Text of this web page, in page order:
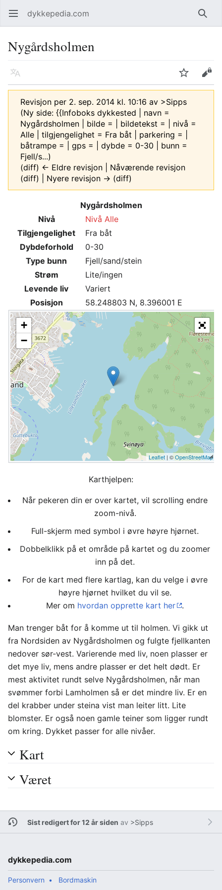
Åpne hovedmenyen dykkepedia.com Søk
Nygårdsholmen
Språk Overvåk Rediger
Revisjon per 2. sep. 2014 kl. 10:16 av >Sipps
(Ny side: {{Infoboks dykkested | navn =
Nygårdsholmen | bilde = | bildetekst = | nivå =
Alle | tilgjengelighet = Fra båt | parkering = |
båtrampe = | gps = | dybde = 0-30 | bunn =
Fjell/s...)
(diff) ← Eldre revisjon | Nåværende revisjon
(diff) | Nyere revisjon → (diff)
Nygårdsholmen
Nivå
Nivå Alle
Tilgjengelighet
Fra båt
Dybdeforhold
0-30
Type bunn
Fjell/sand/stein
Strøm
Lite/ingen
Levende liv
Variert
Posisjon
58.248803 N, 8.396001 E
+
−
Leaflet | ©OpenStreetMap
Karthjelpen:
Når pekeren din er over kartet, vil scrolling endre
zoom-nivå.
Full-skjerm med symbol i øvre høyre hjørnet.
Dobbelklikk på et område på kartet og du zoomer
inn på det.
For de kart med flere kartlag, kan du velge i øvre
høyre hjørnet hvilket du vil se.
Mer om hvordan opprette kart her .
Man trenger båt for å komme ut til holmen. Vi gikk ut
fra Nordsiden av Nygårdsholmen og fulgte fjellkanten
nedover sør-vest. Varierende med liv, noen plasser er
det mye liv, mens andre plasser er det helt dødt. Er
mest aktivitet rundt selve Nygårdsholmen, når man
svømmer forbi Lamholmen så er det mindre liv. Er en
del krabber under steina vist man leiter litt. Lite
blomster. Er også noen gamle teiner som ligger rundt
om kring. Dykket passer for alle nivåer.
Kart
Været
Sist redigert for 12 år siden av >Sipps
dykkepedia.com
Personvern Bordmaskin